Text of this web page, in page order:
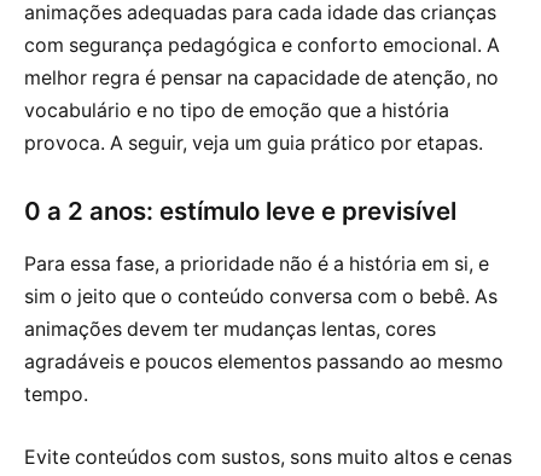
animações adequadas para cada idade das crianças
com segurança pedagógica e conforto emocional. A
melhor regra é pensar na capacidade de atenção, no
vocabulário e no tipo de emoção que a história
provoca. A seguir, veja um guia prático por etapas.
0 a 2 anos: estímulo leve e previsível
Para essa fase, a prioridade não é a história em si, e
sim o jeito que o conteúdo conversa com o bebê. As
animações devem ter mudanças lentas, cores
agradáveis e poucos elementos passando ao mesmo
tempo.
Evite conteúdos com sustos, sons muito altos e cenas